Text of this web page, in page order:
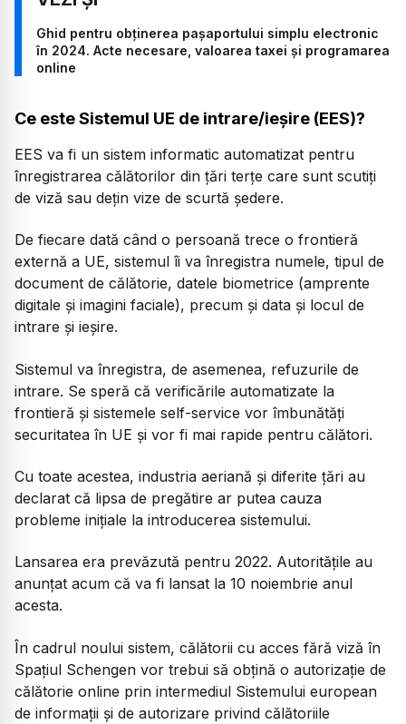
Ghid pentru obținerea pașaportului simplu electronic
în 2024. Acte necesare, valoarea taxei și programarea
online
Ce este Sistemul UE de intrare/ieșire (EES)?
EES va fi un sistem informatic automatizat pentru
înregistrarea călătorilor din țări terțe care sunt scutiți
de viză sau dețin vize de scurtă ședere.
De fiecare dată când o persoană trece o frontieră
externă a UE, sistemul îi va înregistra numele, tipul de
document de călătorie, datele biometrice (amprente
digitale și imagini faciale), precum și data și locul de
intrare și ieșire.
Sistemul va înregistra, de asemenea, refuzurile de
intrare. Se speră că verificările automatizate la
frontieră și sistemele self-service vor îmbunătăți
securitatea în UE și vor fi mai rapide pentru călători.
Cu toate acestea, industria aeriană și diferite țări au
declarat că lipsa de pregătire ar putea cauza
probleme inițiale la introducerea sistemului.
Lansarea era prevăzută pentru 2022. Autoritățile au
anunțat acum că va fi lansat la 10 noiembrie anul
acesta.
În cadrul noului sistem, călătorii cu acces fără viză în
Spațiul Schengen vor trebui să obțină o autorizație de
călătorie online prin intermediul Sistemului european
de informații și de autorizare privind călătoriile